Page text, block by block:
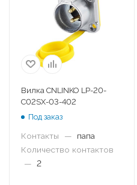
Вилка CNLINKO LP-20-
C02SX-03-402
Под заказ
Контакты —
папа
Количество контактов
— 2